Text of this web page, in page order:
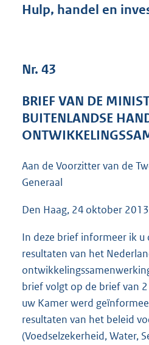
Hulp, handel en
Nr. 43
BRIEF VAN DE
BUITENLANDSE
Aan de Voorzitter van de
Generaal
Den Haag, 24 oktober 2013
In deze brief informeer ik u
resultaten van het
brief volgt op de brief van
uw Kamer werd
resultaten van het beleid
(Voedselzekerheid, Water,